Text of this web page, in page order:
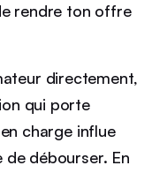
rendre ton offre
directement,
qui porte
charge influe
débourser. En